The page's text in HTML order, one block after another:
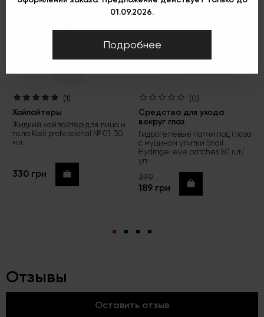
(1)
Хайлайтеры
Жидкий хайлайтер для лица и
тела Kodi professional № 01, 30
мл
330 грн Купить
(0)
Средства для ухода
вокруг глаз
Гидрогелевые патчи под глаза
с муцином улитки Snail
Hydrogel eye patches 60 шт/
уп
270
189 грн Купить
Отзывы
Оставить отзыв
01.09.2026.
Подробнее